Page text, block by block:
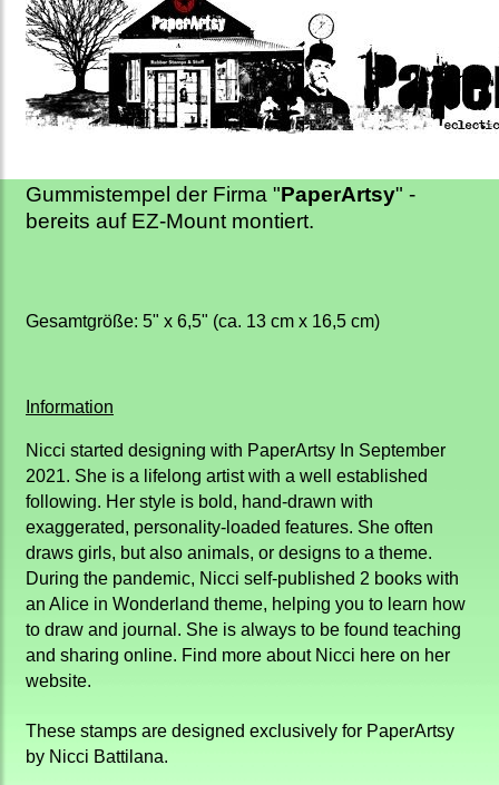
Gummistempel der Firma "PaperArtsy" -
bereits auf EZ-Mount montiert.
Gesamtgröße: 5" x 6,5" (ca. 13 cm x 16,5 cm)
Information
Nicci started designing with PaperArtsy In September
2021. She is a lifelong artist with a well established
following. Her style is bold, hand-drawn with
exaggerated, personality-loaded features. She often
draws girls, but also animals, or designs to a theme.
During the pandemic, Nicci self-published 2 books with
an Alice in Wonderland theme, helping you to learn how
to draw and journal. She is always to be found teaching
and sharing online. Find more about Nicci here on her
website.
These stamps are designed exclusively for PaperArtsy
by Nicci Battilana.